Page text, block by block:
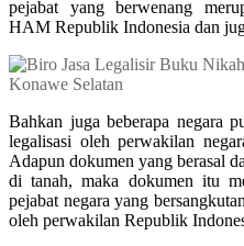
pejabat yang berwenang
HAM Republik Indonesia dan
Bahkan juga beberapa negara
legalisasi oleh perwakilan
Adapun dokumen yang berasal
di tanah, maka dokumen itu
pejabat negara yang
oleh perwakilan Republik